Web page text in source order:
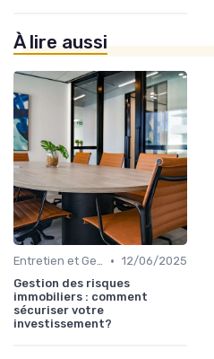
À lire aussi
Entretien et Gestion du Risque Immobilier • 12/06/2025
Gestion des risques
immobiliers : comment
sécuriser votre
investissement?